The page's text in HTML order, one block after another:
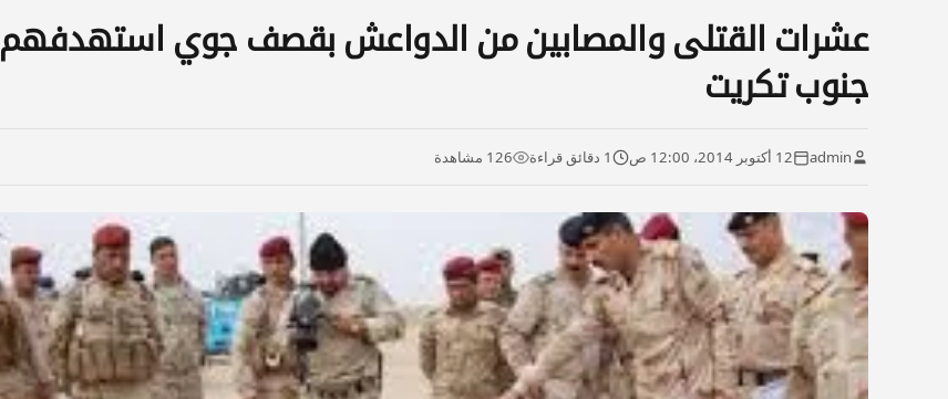
عشرات القتلى والمصابين من الدواعش بقصف جوي استهدفهم
جنوب تكريت
admin 12 أكتوبر 2014، 12:00 ص 1 دقائق قراءة 126 مشاهدة